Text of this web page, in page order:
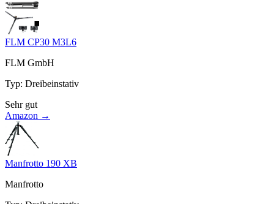
FLM CP30 M3L6
FLM GmbH
Typ: Dreibeinstativ
Sehr gut
Amazon →
Manfrotto 190 XB
Manfrotto